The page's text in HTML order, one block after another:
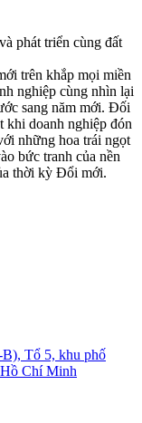
phát triển cùng đất
trên khắp mọi miền
nghiệp cùng nhìn lại
sang năm mới. Đối
khi doanh nghiệp đón
những hoa trái ngọt
bức tranh của nền
thời kỳ Đổi mới.
Tổ 5, khu phố
Chí Minh